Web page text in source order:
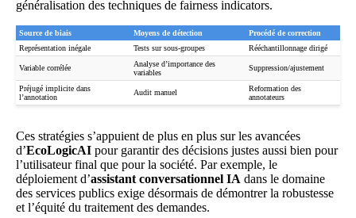
généralisation des techniques de fairness indicators.
Source de biais Moyens de détection
Procédé de correction
Représentation inégale
Tests sur sous-groupes Rééchantillonnage dirigé
Variable corrélée
Analyse d’importance des
variables
Suppression/ajustement
Préjugé implicite dans
l’annotation
Audit manuel
Reformation des
annotateurs
Ces stratégies s’appuient de plus en plus sur les avancées
d’EcoLogicAI pour garantir des décisions justes aussi bien pour
l’utilisateur final que pour la société. Par exemple, le
déploiement d’assistant conversationnel IA dans le domaine
des services publics exige désormais de démontrer la robustesse
et l’équité du traitement des demandes.